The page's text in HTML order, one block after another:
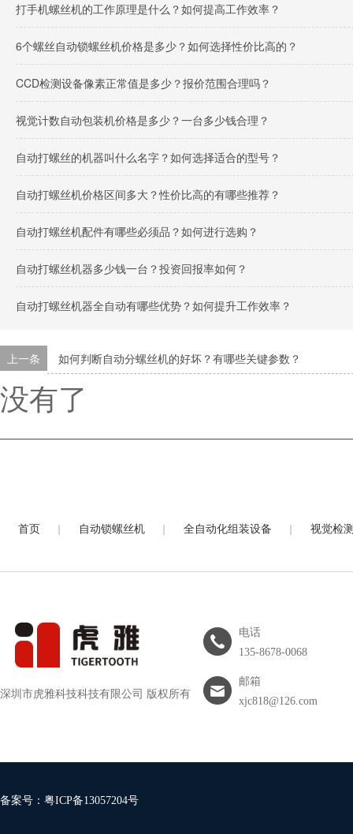
打手机螺丝机的工作原理是什么？如何提高工作效率？
6个螺丝自动锁螺丝机价格是多少？如何选择性价比高的？
CCD检测设备像素正常值是多少？报价范围合理吗？
视觉计数自动包装机价格是多少？一台多少钱合理？
自动打螺丝的机器叫什么名字？如何选择适合的型号？
自动打螺丝机价格区间多大？性价比高的有哪些推荐？
自动打螺丝机配件有哪些必须品？如何进行选购？
自动打螺丝机器多少钱一台？投资回报率如何？
自动打螺丝机器全自动有哪些优势？如何提升工作效率？
上一条 如何判断自动分螺丝机的好坏？有哪些关键参数？
没有了
首页 | 自动锁螺丝机 | 全自动化组装设备 | 视觉检
深圳市虎雅科技科技有限公司 版权所有
电话
135-8678-0068
邮箱
xjc818@126.com
备案号： 粤ICP备13057204号